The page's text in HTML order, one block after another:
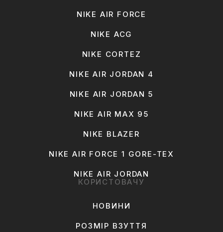
NIKE AIR FORCE
NIKE ACG
NIKE CORTEZ
NIKE AIR JORDAN 4
NIKE AIR JORDAN 5
NIKE AIR MAX 95
NIKE BLAZER
NIKE AIR FORCE 1 GORE-TEX
NIKE AIR JORDAN
КОРИСТОВАЧУ
НОВИНИ
РОЗМІР ВЗУТТЯ